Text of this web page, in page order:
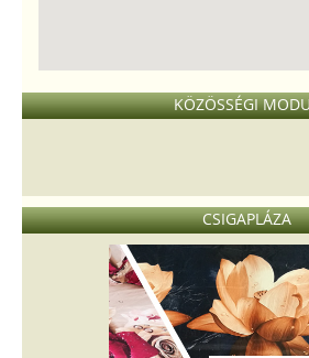
KÖZÖSSÉGI
CSIGAPLÁZA